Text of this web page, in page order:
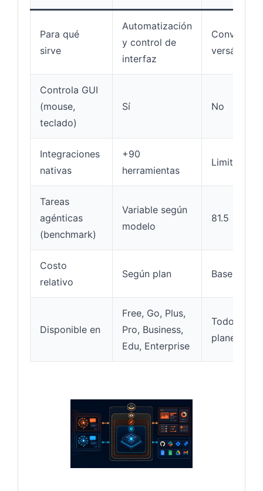
Para qué
sirve
Automatización
y control de
interfaz
versátil
Controla GUI
(mouse,
teclado)
Sí No
Integraciones
nativas
+90
herramientas
Limitadas
Tareas
agénticas
(benchmark)
Variable según
modelo
81.5
Costo
relativo
Según plan Base
Disponible en
Free, Go, Plus,
Pro, Business,
Edu, Enterprise
Todos los
planes